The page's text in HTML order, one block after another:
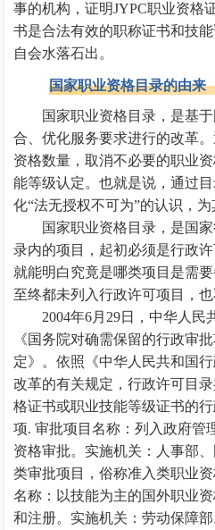
事的机构，证明JYPC职业资格
书是合法有效的职称证书和技
自会水落石出。‌
国家职业资格目录的由来
国家职业资格目录，是基
合、优化服务要求进行的改革
资格数量，取消不必要的职业
能等级认定。也就是说，通过
化“法无授权不可为”的认识，为
国家职业资格目录，是国
录内的项目，起初必须是行政
就能明白究竟是哪类项目是需
至终都未列入行政许可项目，也
2004年6月29日，中华人民
《国务院对确需保留的行政审
定》。依照《中华人民共和国
改革的有关规定，行政许可目
格证书或职业技能等级证书的
项. 审批项目名称：列入政府管
资格审批。实施机关：人事部
类审批项目，俗称准入类职业
名称：以技能为主的国外职业
和注册。实施机关：劳动保障部